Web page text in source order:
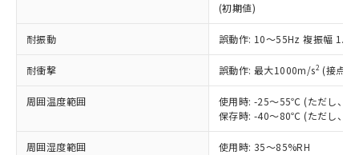
(初期値)
耐振動 誤動作: 10～55Hz 複振幅
耐衝撃 誤動作: 最大1000m/s2 (接点
周囲温度範囲
使用時: -25～55℃ (ただし、氷
保存時: -40～80℃ (ただし、氷
周囲湿度範囲 使用時: 35～85%RH
在庫状況および標準価格結果を当社の
示しないようお願いします。
マイパーツ機能（部品リスト作成サー
ビス）をご利用いただくには、I-Web
メンバーズにご登録されている必要が
お客様が当ウェブサイト上で当社にご
登録された部品リストについて、当社
部品在庫の切り替え状況などにより、予定
月が前後することがあります。
※3 非含有証明書ダウンロード
「ｅ」：有害物質（10物質）のすべてが基
準値以下であることを示します。
「10」：通常の使用状況下において有害物
質が外部に漏えいし、環境に深刻な影響を
及ぼさない年数を意味します。
「－」：未確認です。当社販売部門へお問
当社は、貴社製品を第三者に販売する
場合は、上記1、2および3の内容を当
該第三者に通知します。また当社は、
販売先および販売に係わる関係者が違
法に輸出するおそれがある場合は、取
機器販売店・当社販売員にご確
受注生産機種、また在庫状況の
情報を公開していない機種